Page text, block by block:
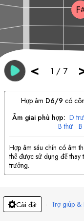
< 1 / 7
F
Hợp âm D6/9 có
Âm giai phù hợp: D
B thứ B
Hợp âm sáu chín có âm
thể được sử dụng để
trưởng.
Cài đặt · Trợ giúp &